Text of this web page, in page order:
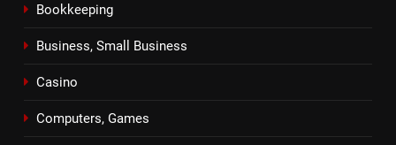
Bookkeeping
Business, Small Business
Casino
Computers, Games